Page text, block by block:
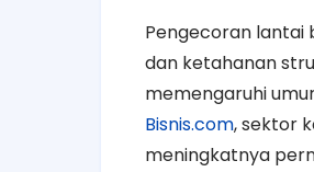
Pengecoran lantai
dan ketahanan
memengaruhi
Bisnis.com, sektor
meningkatnya